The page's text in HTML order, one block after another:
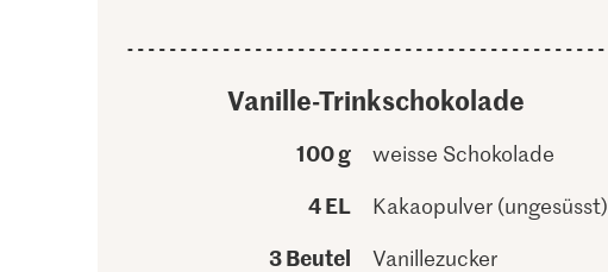
Vanille-Trinkschokolade
100 g weisse Schokolade
4 EL Kakaopulver (ungesüsst)
3 Beutel Vanillezucker